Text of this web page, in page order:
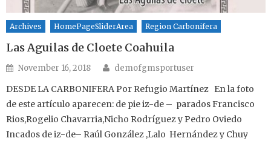
Archives HomePageSliderArea Region Carbonifera
Las Aguilas de Cloete Coahuila
Posted on
November 16, 2018 Author
demofgmsportuser
DESDE LA CARBONIFERA Por Refugio Martínez En la foto
de este artículo aparecen: de pie iz-de – parados Francisco
Rios,Rogelio Chavarria,Nicho Rodríguez y Pedro Oviedo
Incados de iz-de– Raúl González ,Lalo Hernández y Chuy